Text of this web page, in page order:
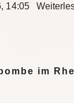
14:05
im